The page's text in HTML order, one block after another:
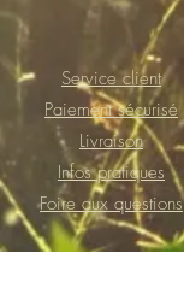
Service client
Paiement sécurisé
Livraison
Infos pratiques
Foire aux questions